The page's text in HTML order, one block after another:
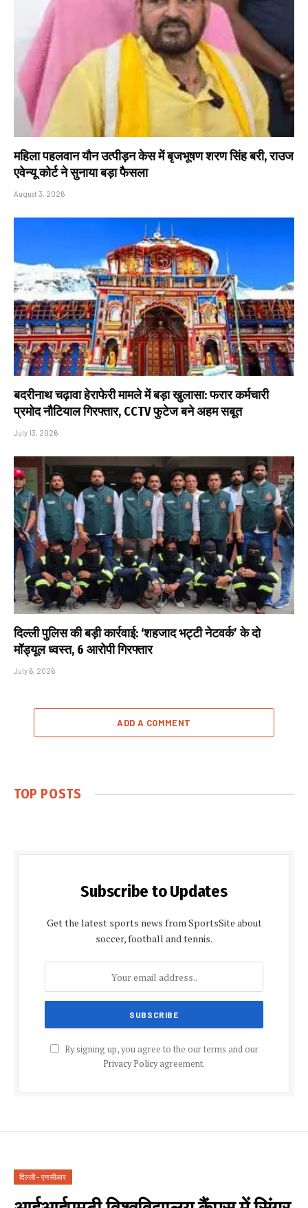
महिला पहलवान यौन उत्पीड़न केस में बृजभूषण शरण सिंह बरी, राउज
एवेन्यू कोर्ट ने सुनाया बड़ा फैसला
August 3, 2026
बदरीनाथ चढ़ावा हेराफेरी मामले में बड़ा खुलासा: फरार कर्मचारी
प्रमोद नौटियाल गिरफ्तार, CCTV फुटेज बने अहम सबूत
July 13, 2026
दिल्ली पुलिस की बड़ी कार्रवाई: ‘शहजाद भट्टी नेटवर्क’ के दो
मॉड्यूल ध्वस्त, 6 आरोपी गिरफ्तार
July 6, 2026
ADD A COMMENT
TOP POSTS
Subscribe to Updates
Get the latest sports news from SportsSite about
soccer, football and tennis.
By signing up, you agree to the our terms and our
Privacy Policyagreement.
दिल्ली - एनसीआर